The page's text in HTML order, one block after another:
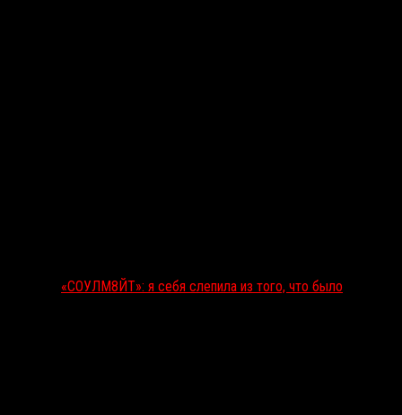
«СОУЛМ8ЙТ»: я себя слепила из того, что было